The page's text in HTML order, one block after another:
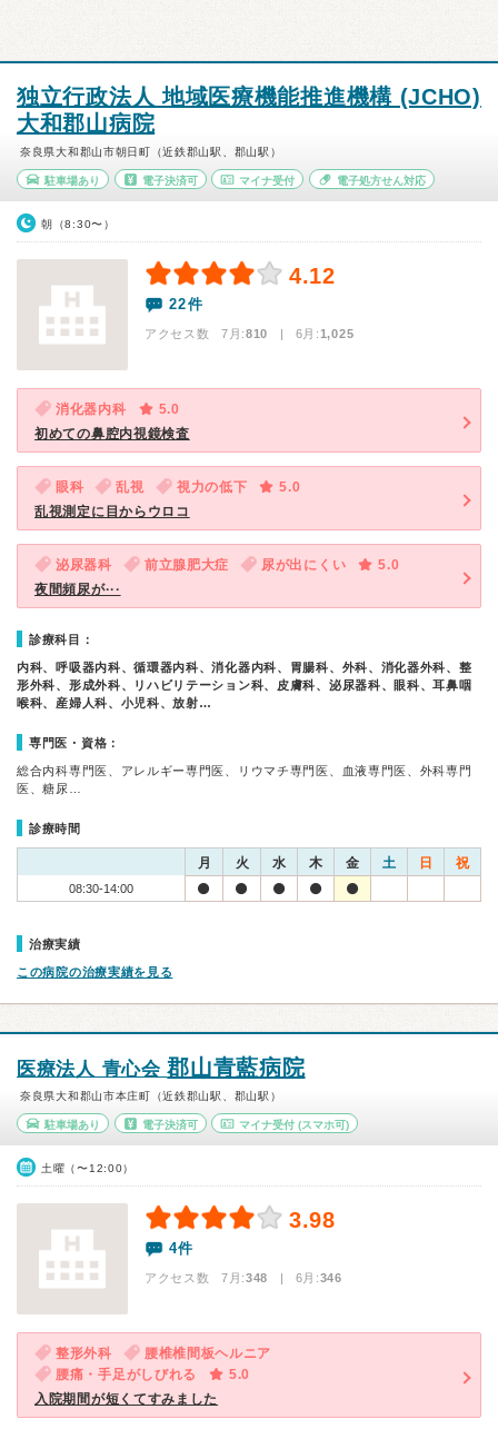
独立行政法人 地域医療機能推進機構 (JCHO)
大和郡山病院
奈良県大和郡山市朝日町（近鉄郡山駅、郡山駅）
駐車場あり 電子決済可 マイナ受付 電子処方せん対応
朝（8:30〜）
4.12
22件
アクセス数 7月:810 | 6月:1,025
消化器内科
5.0
初めての鼻腔内視鏡検査
眼科 乱視 視力の低下
5.0
乱視測定に目からウロコ
泌尿器科 前立腺肥大症 尿が出にくい
5.0
夜間頻尿が···
診療科目：
内科、呼吸器内科、循環器内科、消化器内科、胃腸科、外科、消化器外科、整
形外科、形成外科、リハビリテーション科、皮膚科、泌尿器科、眼科、耳鼻咽
喉科、産婦人科、小児科、放射…
専門医・資格：
総合内科専門医、アレルギー専門医、リウマチ専門医、血液専門医、外科専門
医、糖尿…
診療時間
月 火 水 木 金 土 日 祝
08:30-14:00
治療実績
この病院の治療実績を見る
医療法人 青心会郡山青藍病院
奈良県大和郡山市本庄町（近鉄郡山駅、郡山駅）
駐車場あり 電子決済可 マイナ受付 (スマホ可)
土曜（〜12:00）
3.98
4件
アクセス数 7月:348 | 6月:346
整形外科
腰椎椎間板ヘルニア
腰痛・手足がしびれる
5.0
入院期間が短くてすみました